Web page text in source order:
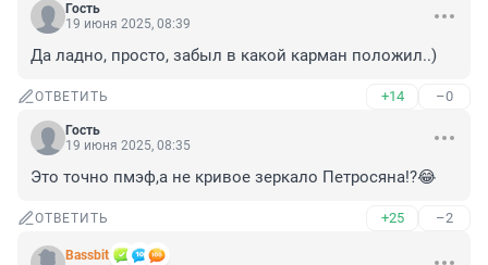
Гость
19 июня 2025, 08:39
Да ладно, просто, забыл в какой карман положил..)
ОТВЕТИТЬ +14 –0
Гость
19 июня 2025, 08:35
Это точно пмэф,а не кривое зеркало Петросяна!?😂
ОТВЕТИТЬ +25 –2
Bassbit